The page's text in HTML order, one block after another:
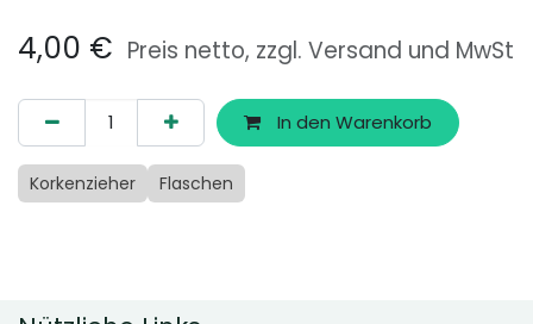
4,00 € Preis netto, zzgl. Versand und MwSt
In den Warenkorb
Korkenzieher Flaschen